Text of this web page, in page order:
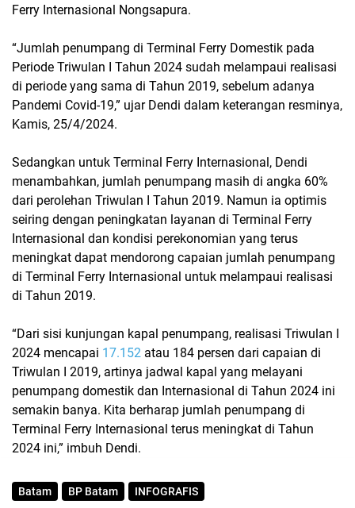
Ferry Internasional Nongsapura.
“Jumlah penumpang di Terminal Ferry Domestik pada
Periode Triwulan I Tahun 2024 sudah melampaui realisasi
di periode yang sama di Tahun 2019, sebelum adanya
Pandemi Covid-19,” ujar Dendi dalam keterangan resminya,
Kamis, 25/4/2024.
Sedangkan untuk Terminal Ferry Internasional, Dendi
menambahkan, jumlah penumpang masih di angka 60%
dari perolehan Triwulan I Tahun 2019. Namun ia optimis
seiring dengan peningkatan layanan di Terminal Ferry
Internasional dan kondisi perekonomian yang terus
meningkat dapat mendorong capaian jumlah penumpang
di Terminal Ferry Internasional untuk melampaui realisasi
di Tahun 2019.
“Dari sisi kunjungan kapal penumpang, realisasi Triwulan I
2024 mencapai 17.152 atau 184 persen dari capaian di
Triwulan I 2019, artinya jadwal kapal yang melayani
penumpang domestik dan Internasional di Tahun 2024 ini
semakin banya. Kita berharap jumlah penumpang di
Terminal Ferry Internasional terus meningkat di Tahun
2024 ini,” imbuh Dendi.
Batam BP Batam INFOGRAFIS